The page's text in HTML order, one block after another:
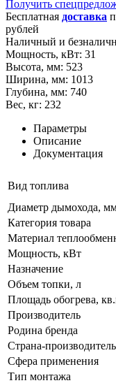
Получить
Бесплатная доставка
рублей
Наличный и
Мощность, кВт: 31
Высота, мм: 523
Ширина, мм: 1013
Глубина, мм: 740
Вес, кг: 232
Параметры
Описание
Документация
Вид топлива
Диаметр дымохода,
Категория товара
Материал
Мощность, кВт
Назначение
Объем топки, л
Площадь обогрева,
Производитель
Родина бренда
Страна-производитель
Сфера применения
Тип монтажа